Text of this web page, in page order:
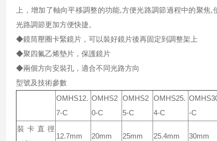
上，增加了軸向平移調整的功能,方便光路調節過程中的聚焦,
光路調節更加方便快捷。
◆鏡筒壓圈卡緊鏡片，可以裝好鏡片後再固定到調整架上
◆聚四氟乙烯墊片，保護鏡片
◆兩個方向安裝孔，適合不同光路方向
型號及技術參數
OMHS12.
7-C
OMHS2
0-C
OMHS2
5-C
OMHS25.
4-C
-C
裝卡直徑
12.7mm 20mm 25mm 25.4mm 30mm